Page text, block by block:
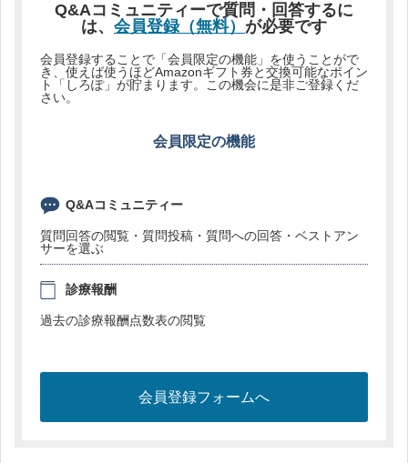
Q&Aコミュニティーで質問・回答するに
は、 会員登録（無料） が必要です
会員登録することで「会員限定の機能」を使うことがで
き、使えば使うほどAmazonギフト券と交換可能なポイン
ト「しろぽ」が貯まります。この機会に是非ご登録くだ
さい。
会員限定の機能
Q&Aコミュニティー
質問回答の閲覧・質問投稿・質問への回答・ベストアン
サーを選ぶ
診療報酬
過去の診療報酬点数表の閲覧
会員登録フォームへ